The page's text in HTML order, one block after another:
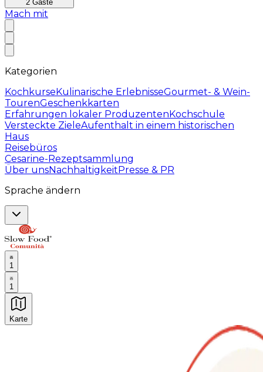
2 Gäste
Mach mit
Kategorien
KochkurseKulinarische ErlebnisseGourmet- & Wein-
TourenGeschenkkarten
Erfahrungen lokaler ProduzentenKochschule
Versteckte ZieleAufenthalt in einem historischen
Haus
Reisebüros
Cesarine-Rezeptsammlung
Über unsNachhaltigkeitPresse & PR
Sprache ändern
1
1
Karte
Unvergessliche kulinarische Erlebnisse: